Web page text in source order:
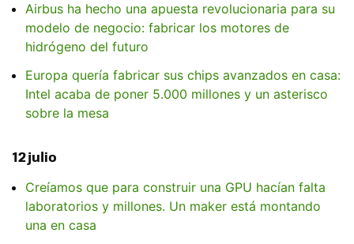
Airbus ha hecho una apuesta revolucionaria para su
modelo de negocio: fabricar los motores de
hidrógeno del futuro
Europa quería fabricar sus chips avanzados en casa:
Intel acaba de poner 5.000 millones y un asterisco
sobre la mesa
12 julio
Creíamos que para construir una GPU hacían falta
laboratorios y millones. Un maker está montando
una en casa